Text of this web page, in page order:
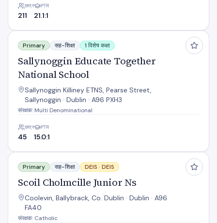
छात्र
211
PTR
21.1:1
Sallynoggin Educate Together National School
Primary सह-शिक्षा 1 विशेष कक्षा
Sallynoggin Educate Together
National School
Sallynoggin Killiney ETNS, Pearse Street,
Sallynoggin · Dublin · A96 PXH3
संरक्षक: Multi Denominational
छात्र
45
PTR
15.0:1
Scoil Cholmcille Junior Ns
Primary सह-शिक्षा DEIS · DEIS
Scoil Cholmcille Junior Ns
Coolevin, Ballybrack, Co. Dublin · Dublin · A96
FA40
संरक्षक: Catholic